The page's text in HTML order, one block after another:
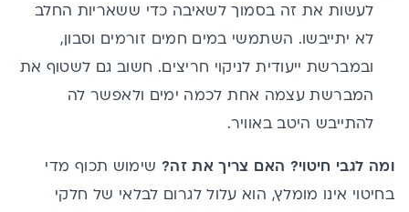
לעשות את זה בסמוך לשאיבה כדי ששאריות החלב
לא יתייבשו. השתמשי במים חמים זורמים וסבון,
ובמברשת ייעודית לניקוי חריצים. חשוב גם לשטוף את
המברשת עצמה אחת לכמה ימים ולאפשר לה
להתייבש היטב באוויר.
ומה לגבי חיטוי? האם צריך את זה? שימוש תכוף מדי
בחיטוי אינו מומלץ, הוא עלול לגרום לבלאי של חלקי